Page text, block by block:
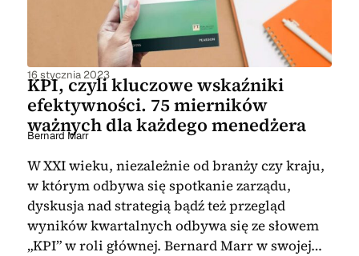
16 stycznia 2023
KPI, czyli kluczowe wskaźniki
efektywności. 75 mierników
ważnych dla każdego menedżera
Bernard Marr
W XXI wieku, niezależnie od branży czy kraju,
w którym odbywa się spotkanie zarządu,
dyskusja nad strategią bądź też przegląd
wyników kwartalnych odbywa się ze słowem
„KPI” w roli głównej. Bernard Marr w swojej…